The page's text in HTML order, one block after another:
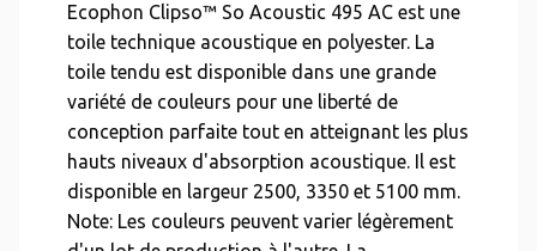
Ecophon Clipso™ So Acoustic 495 AC est une
toile technique acoustique en polyester. La
toile tendu est disponible dans une grande
variété de couleurs pour une liberté de
conception parfaite tout en atteignant les plus
hauts niveaux d'absorption acoustique. Il est
disponible en largeur 2500, 3350 et 5100 mm.
Note: Les couleurs peuvent varier légèrement